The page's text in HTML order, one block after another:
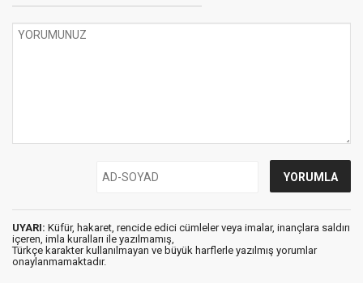
UYARI: Küfür, hakaret, rencide edici cümleler veya imalar, inançlara saldırı
içeren, imla kuralları ile yazılmamış,
Türkçe karakter kullanılmayan ve büyük harflerle yazılmış yorumlar
onaylanmamaktadır.